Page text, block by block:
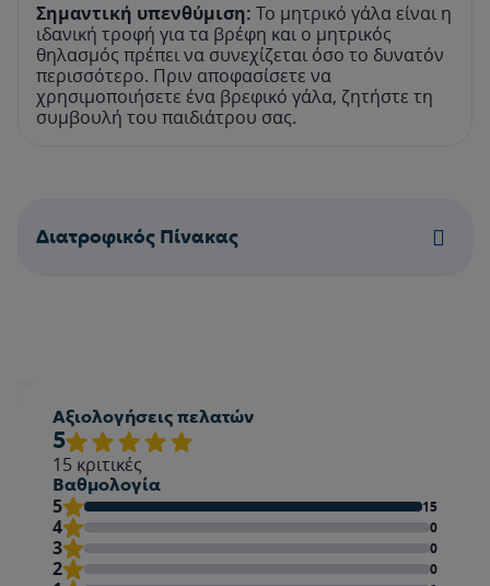
Σημαντική υπενθύμιση: Το μητρικό γάλα είναι η
ιδανική τροφή για τα βρέφη και ο μητρικός
θηλασμός πρέπει να συνεχίζεται όσο το δυνατόν
περισσότερο. Πριν αποφασίσετε να
χρησιμοποιήσετε ένα βρεφικό γάλα, ζητήστε τη
συμβουλή του παιδιάτρου σας.
Διατροφικός Πίνακας
Αξιολογήσεις πελατών
5
15 κριτικές
Βαθμολογία
5 15
4 0
3 0
2 0